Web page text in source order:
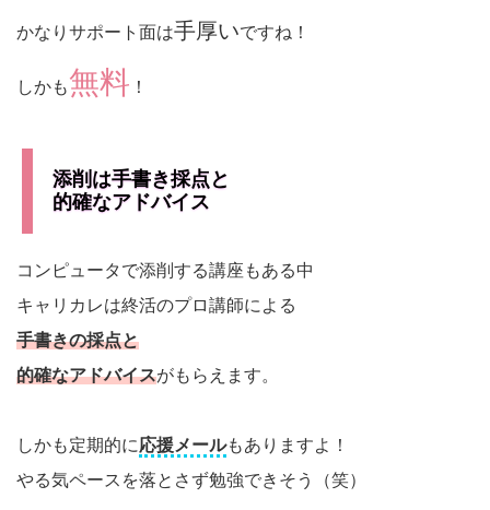
かなりサポート面は手厚いですね！
しかも無料 ！
添削は手書き採点と
的確なアドバイス
コンピュータで添削する講座もある中
キャリカレは終活のプロ講師による
手書きの採点と
的確なアドバイスがもらえます。
しかも定期的に応援メールもありますよ！
やる気ペースを落とさず勉強できそう（笑）